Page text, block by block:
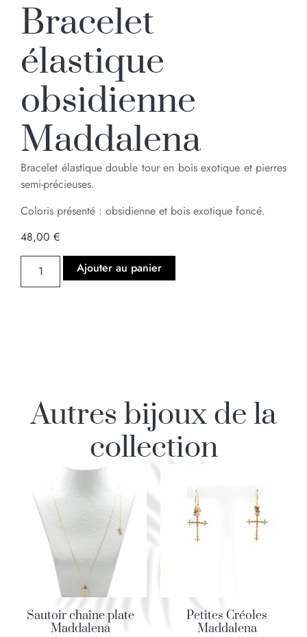
Bracelet
élastique
obsidienne
Maddalena
Bracelet élastique double tour en bois exotique et pierres
semi-précieuses.
Coloris présenté : obsidienne et bois exotique foncé.
48,00 €
Ajouter au panier
Autres bijoux de la
collection
Sautoir chaîne plate
Maddalena
Petites Créoles
Maddalena